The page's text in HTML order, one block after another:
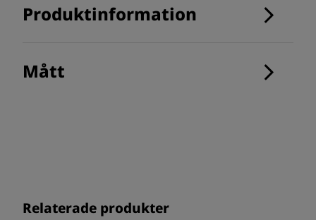
Produktinformation
Mått
Relaterade produkter